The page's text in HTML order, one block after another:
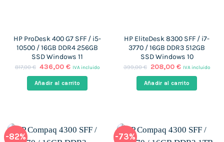
HP ProDesk 400 G7 SFF / i5-
10500 / 16GB DDR4 256GB
SSD Windows 11
817,00€ El
original
era:
436,00€El
actual
es:
IVA incluido
Añadir al carrito
HP EliteDesk 8300 SFF / i7-
3770 / 16GB DDR3 512GB
SSD Windows 10
399,00€ El
original
era:
208,00€El
actual
es:
IVA incluido
Añadir al carrito
-82% -73%